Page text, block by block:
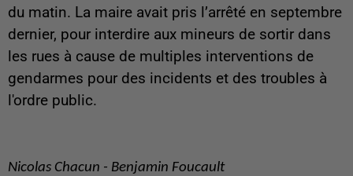
du matin. La maire avait pris l’arrêté en septembre
dernier, pour interdire aux mineurs de sortir dans
les rues à cause de multiples interventions de
gendarmes pour des incidents et des troubles à
l'ordre public.
Nicolas Chacun - Benjamin Foucault